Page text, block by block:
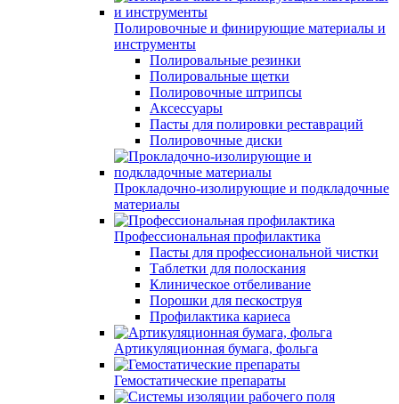
Полировочные и финирующие материалы и
инструменты
Полировальные резинки
Полировальные щетки
Полировочные штрипсы
Аксессуары
Пасты для полировки реставраций
Полировочные диски
Прокладочно-изолирующие и подкладочные
материалы
Профессиональная профилактика
Пасты для профессиональной чистки
Таблетки для полоскания
Клиническое отбеливание
Порошки для пескоструя
Профилактика кариеса
Артикуляционная бумага, фольга
Гемостатические препараты